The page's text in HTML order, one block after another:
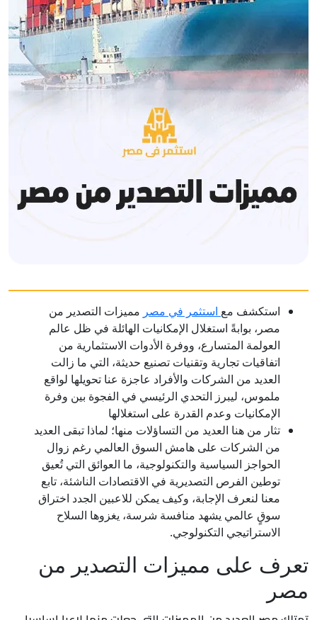
استكشف مع استثمر في مصر مميزات التصدير من
مصر، بوابةً استغلال الإمكانيات الهائلة في ظل عالم
العولمة المتسارع، ووفرة الأدوات الاستثمارية من
اتفاقيات تجارية وتقنيات تصنيع حديثة، التي ما زالت
العديد من الشركات والأفراد عاجزة عنا تحويلها لواقع
ملموس، ليبرز التحدي الرئيسي في الفجوة بين وفرة
الإمكانيات وعدم القدرة على استغلالها
تثار من هنا العديد من التساؤلات منها؛ لماذا تبقى العديد
من الشركات على هامش السوق العالمي رغم زوال
الحواجز السياسية والتكنولوجية، ما العوائق التي تُعيق
توطين الفرص التصديرية في الاقتصادات الناشئة، تابع
معنا لنعرف الإجابة، وكيف يمكن للاعبين الجدد اختراق
سوقٍ عالمي يشهد منافسة شرسة، يغزوها السلاح
الاستراتيجي التكنولوجي.
تعرف على مميزات التصدير من
مصر